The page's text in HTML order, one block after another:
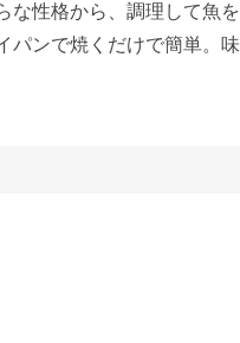
な性格から、調理して魚
パンで焼くだけで簡単。